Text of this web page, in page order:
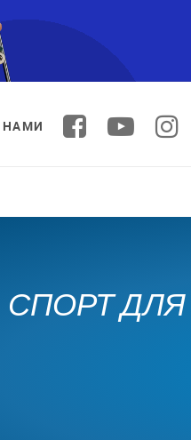
НАМИ
СПОРТ